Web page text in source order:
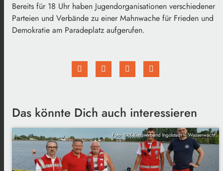
Bereits für 18 Uhr haben Jugendorganisationen verschiedener
Parteien und Verbände zu einer Mahnwache für Frieden und
Demokratie am Paradeplatz aufgerufen.
Das könnte Dich auch interessieren
Foto: BRK-Kreisverband Ingolstadt – Wasserwacht